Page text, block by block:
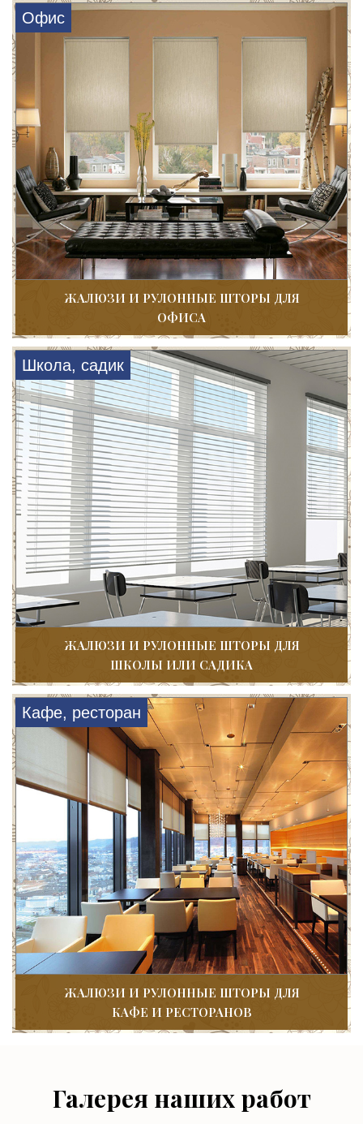
Офис
ЖАЛЮЗИ И РУЛОННЫЕ ШТОРЫ ДЛЯ
ОФИСА
Школа, садик
ЖАЛЮЗИ И РУЛОННЫЕ ШТОРЫ ДЛЯ
ШКОЛЫ ИЛИ САДИКА
Кафе, ресторан
ЖАЛЮЗИ И РУЛОННЫЕ ШТОРЫ ДЛЯ
КАФЕ И РЕСТОРАНОВ
Галерея наших работ